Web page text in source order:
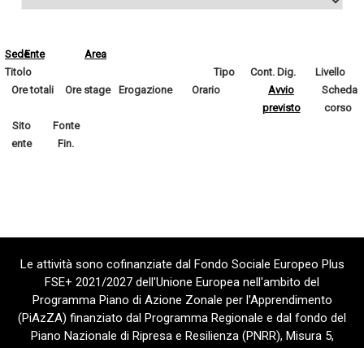
SedeEnte
Area
Titolo
Tipo Cont. Dig.
Livello
Ore totali
Ore stage Erogazione Orario
Avvio
previsto
Scheda
corso
Sito
ente
Fonte
Fin.
Le attività sono cofinanziate dal Fondo Sociale Europeo Plus
FSE+ 2021/2027 dell'Unione Europea nell'ambito del
Programma Piano di Azione Zonale per l'Apprendimento
(PiAzZA) finanziato dal Programma Regionale e dal fondo del
Piano Nazionale di Ripresa e Resilienza (PNRR), Misura 5,